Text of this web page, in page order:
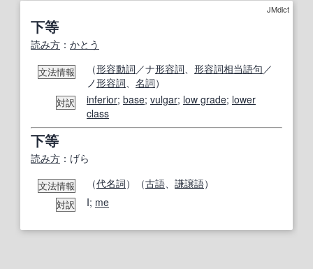
JMdict
下等
読み方 ： かとう
文法情報 （形容動詞／ナ形容詞、 形容詞相当語句／
ノ形容詞、 名詞）
対訳 inferior; base; vulgar; low grade; lower
class
下等
読み方 ：げら
文法情報 （代名詞）（古語、 謙譲語）
対訳 I; me